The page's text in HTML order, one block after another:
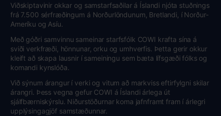
Viðskiptavinir okkar og samstarfsaðilar á Íslandi njóta stuðnings
frá 7.500 sérfræðingum á Norðurlöndunum, Bretlandi, í Norður-
Ameríku og Asíu.
Með góðri samvinnu sameinar starfsfólk COWI krafta sína á
sviði verkfræði, hönnunar, orku og umhverfis. Þetta gerir okkur
kleift að skapa lausnir í sameiningu sem bæta lífsgæði fólks og
komandi kynslóða.
Við sýnum árangur í verki og vitum að markviss eftirfylgni skilar
árangri. Þess vegna gefur COWI á Íslandi árlega út
sjálfbærniskýrslu. Niðurstöðurnar koma jafnframt fram í árlegri
upplýsingagjöf samstæðunnar.